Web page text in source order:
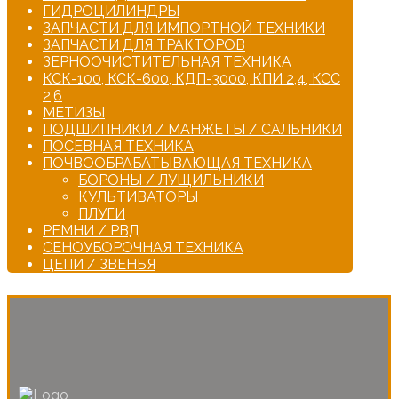
ГИДРОЦИЛИНДРЫ
ЗАПЧАСТИ ДЛЯ ИМПОРТНОЙ ТЕХНИКИ
ЗАПЧАСТИ ДЛЯ ТРАКТОРОВ
ЗЕРНООЧИСТИТЕЛЬНАЯ ТЕХНИКА
КСК-100, КСК-600, КДП-3000, КПИ 2,4, КСС
2,6
МЕТИЗЫ
ПОДШИПНИКИ / МАНЖЕТЫ / САЛЬНИКИ
ПОСЕВНАЯ ТЕХНИКА
ПОЧВООБРАБАТЫВАЮЩАЯ ТЕХНИКА
БОРОНЫ / ЛУЩИЛЬНИКИ
КУЛЬТИВАТОРЫ
ПЛУГИ
РЕМНИ / РВД
СЕНОУБОРОЧНАЯ ТЕХНИКА
ЦЕПИ / ЗВЕНЬЯ